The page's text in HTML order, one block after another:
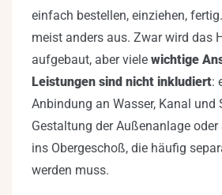
einfach bestellen, einziehen,
meist anders aus. Zwar wird das
aufgebaut, aber viele wichtige
Leistungen sind nicht inkludiert:
Anbindung an Wasser, Kanal und
Gestaltung der Außenanlage oder
ins Obergeschoß, die häufig
werden muss.